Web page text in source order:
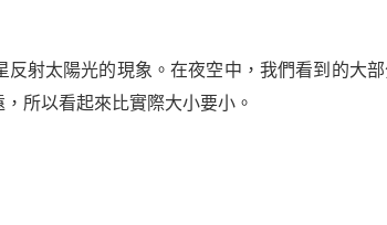
射太陽光的現象。在夜空中，我們看到的大部
所以看起來比實際大小要小。